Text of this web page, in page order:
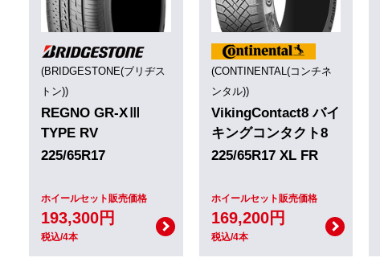
(BRIDGESTONE(ブリヂス
トン))
REGNO GR-XⅢ
TYPE RV
225/65R17
ホイールセット販売価格
193,300円
税込/4本
(CONTINENTAL(コンチネ
ンタル))
VikingContact8 バイ
キングコンタクト8
225/65R17 XL FR
ホイールセット販売価格
169,200円
税込/4本